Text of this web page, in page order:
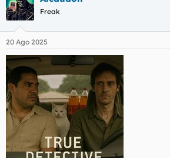
c
i
a
d
o
r
d
e
l
e
m
a
i
c
o
Freak
20 Ago 2025